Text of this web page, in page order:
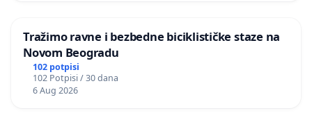
Tražimo ravne i bezbedne biciklističke staze na
Novom Beogradu
102 potpisi
102 Potpisi / 30 dana
6 Aug 2026